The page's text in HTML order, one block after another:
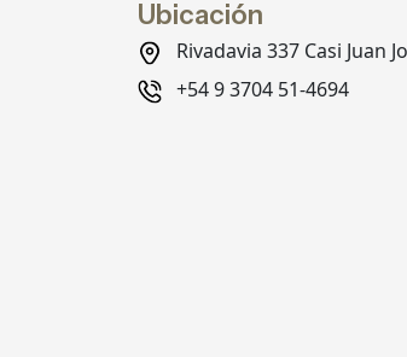
Ubicación
Rivadavia 337 Casi Juan
+54 9 3704 51-4694